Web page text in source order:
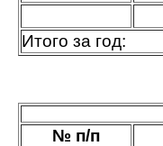
Итого за год:
№ п/п